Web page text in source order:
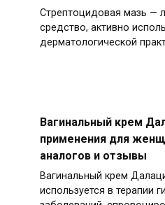
Стрептоцидовая мазь —
средство, активно
дерматологической
Вагинальный крем
применения для
аналогов и отзывы
Вагинальный крем
используется в терапии